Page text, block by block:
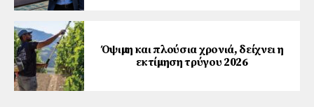
Όψιµη και πλούσια χρονιά, δείχνει η
εκτίµηση τρύγου 2026